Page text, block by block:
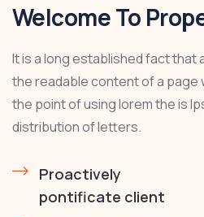
Welcome To
It is a long established fact that
the readable content of a page
the point of using lorem the is
distribution of letters.
Proactively
pontificate client